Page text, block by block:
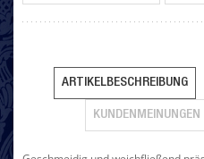
ARTIKELBESCHREIBUNG
KUNDENMEINUNGEN